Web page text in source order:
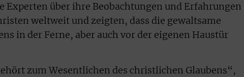
Experten über ihre Beobachtungen und Erfahrungen
weltweit und zeigten, dass die gewaltsame
in der Ferne, aber auch vor der eigenen Haustür
zum Wesentlichen des christlichen Glaubens“,